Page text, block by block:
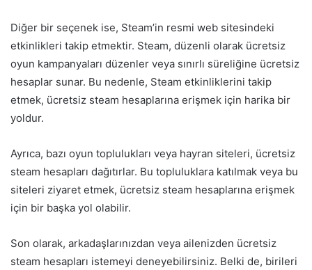
Diğer bir seçenek ise, Steam’in resmi web sitesindeki
etkinlikleri takip etmektir. Steam, düzenli olarak ücretsiz
oyun kampanyaları düzenler veya sınırlı süreliğine ücretsiz
hesaplar sunar. Bu nedenle, Steam etkinliklerini takip
etmek, ücretsiz steam hesaplarına erişmek için harika bir
yoldur.
Ayrıca, bazı oyun toplulukları veya hayran siteleri, ücretsiz
steam hesapları dağıtırlar. Bu topluluklara katılmak veya bu
siteleri ziyaret etmek, ücretsiz steam hesaplarına erişmek
için bir başka yol olabilir.
Son olarak, arkadaşlarınızdan veya ailenizden ücretsiz
steam hesapları istemeyi deneyebilirsiniz. Belki de, birileri